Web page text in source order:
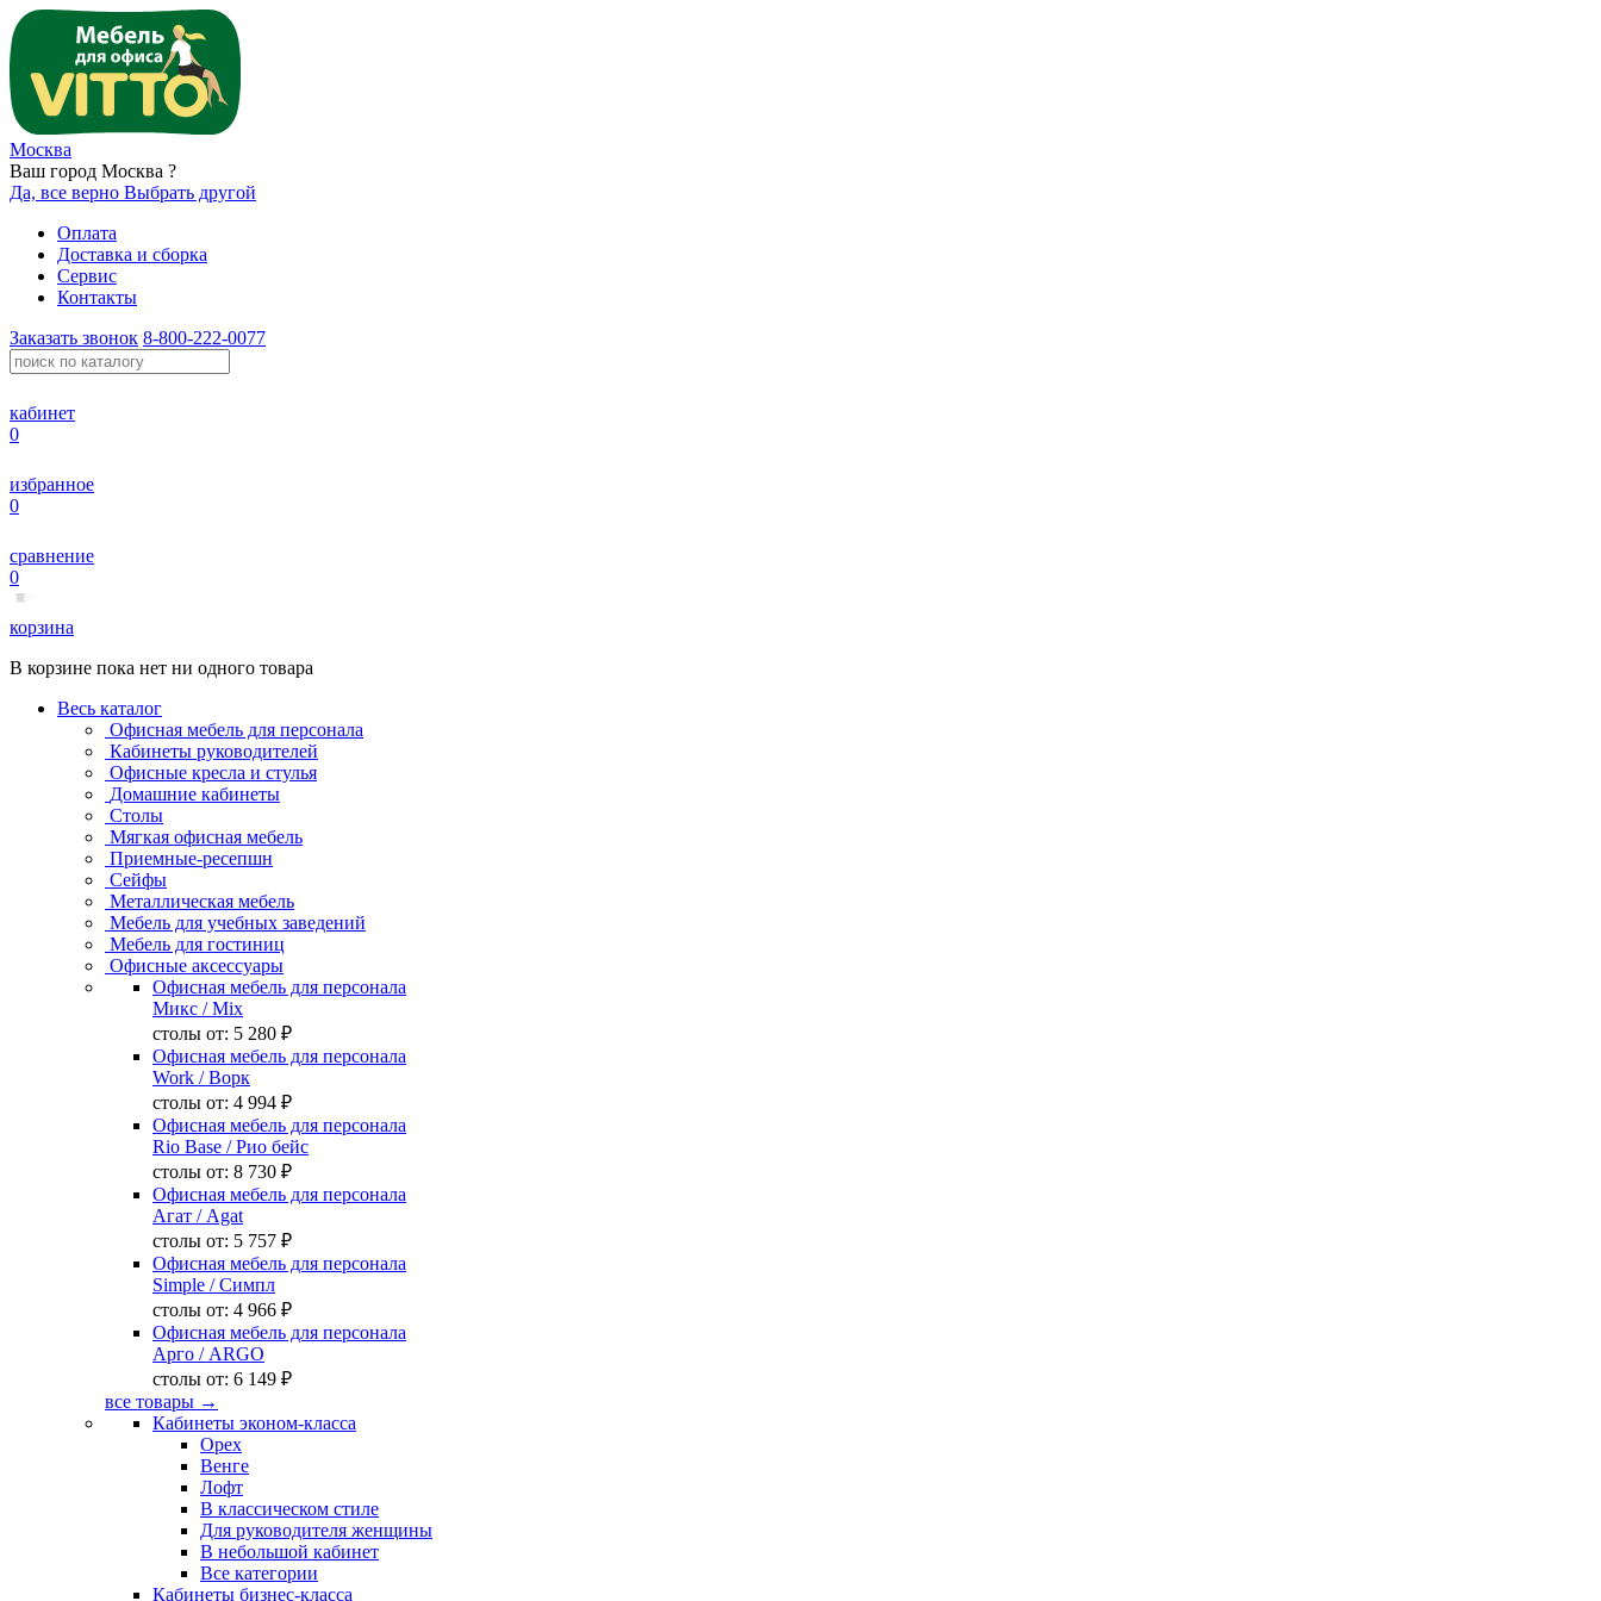
Москва
Ваш город Москва ?
Да, все верно Выбрать другой
Оплата
Доставка и сборка
Сервис
Контакты
Заказать звонок 8-800-222-0077
кабинет
0
избранное
0
сравнение
0
корзина
В корзине пока нет ни одного товара
Весь каталог
Офисная мебель для персонала
Кабинеты руководителей
Офисные кресла и стулья
Домашние кабинеты
Столы
Мягкая офисная мебель
Приемные-ресепшн
Сейфы
Металлическая мебель
Мебель для учебных заведений
Мебель для гостиниц
Офисные аксессуары
Офисная мебель для персонала
Микс / Mix
столы от: 5 280 ₽
Офисная мебель для персонала
Work / Ворк
столы от: 4 994 ₽
Офисная мебель для персонала
Rio Base / Рио бейс
столы от: 8 730 ₽
Офисная мебель для персонала
Агат / Agat
столы от: 5 757 ₽
Офисная мебель для персонала
Simple / Симпл
столы от: 4 966 ₽
Офисная мебель для персонала
Арго / ARGO
столы от: 6 149 ₽
все товары →
Кабинеты эконом-класса
Орех
Венге
Лофт
В классическом стиле
Для руководителя женщины
В небольшой кабинет
Все категории
Кабинеты бизнес-класса